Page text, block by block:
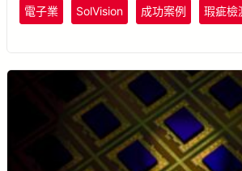
高。使用SolVision工具，學習電極上凸出部
置，建立AI模型，在AI學習瑕疵特徵之後，
電子業 SolVision 成功案例 瑕疵檢